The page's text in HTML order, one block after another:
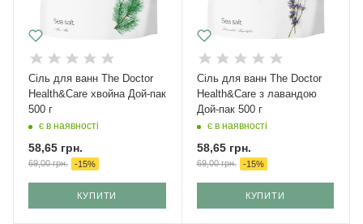
Cіль для ванн The Doctor
Health&Care хвойна Дой-пак
500 г
є в наявності
58,65 грн.
69,00грн. -15%
КУПИТИ
Cіль для ванн The Doctor
Health&Care з лавандою
Дой-пак 500 г
є в наявності
58,65грн.
69,00грн. -15%
КУПИТИ